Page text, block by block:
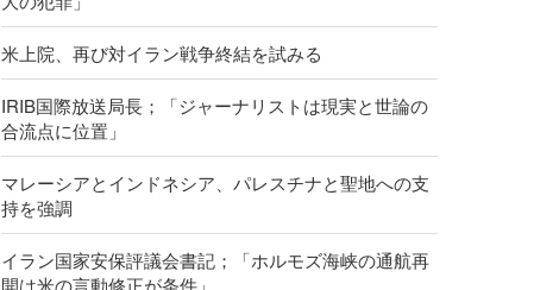
米上院、再び対イラン戦争終結を試みる
IRIB国際放送局長；「ジャーナリストは現実と世論の
合流点に位置」
マレーシアとインドネシア、パレスチナと聖地への支
持を強調
イラン国家安保評議会書記；「ホルモズ海峡の通航再
開は米の言動修正が条件」